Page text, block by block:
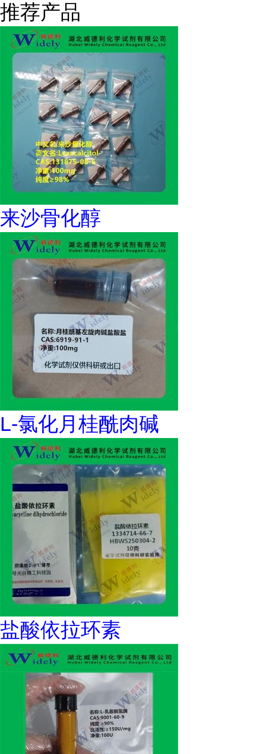
推荐产品
来沙骨化醇
L-氯化月桂酰肉碱
盐酸依拉环素